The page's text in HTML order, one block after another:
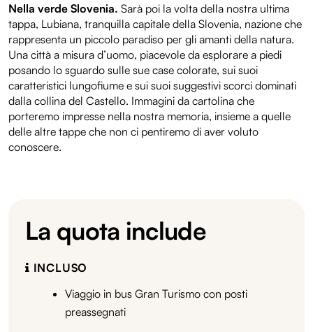
Nella verde Slovenia. Sarà poi la volta della nostra ultima
tappa, Lubiana, tranquilla capitale della Slovenia, nazione che
rappresenta un piccolo paradiso per gli amanti della natura.
Una città a misura d’uomo, piacevole da esplorare a piedi
posando lo sguardo sulle sue case colorate, sui suoi
caratteristici lungofiume e sui suoi suggestivi scorci dominati
dalla collina del Castello. Immagini da cartolina che
porteremo impresse nella nostra memoria, insieme a quelle
delle altre tappe che non ci pentiremo di aver voluto
conoscere.
La quota include
INCLUSO
Viaggio in bus Gran Turismo con posti
preassegnati